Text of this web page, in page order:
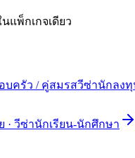
แพ็กเกจเดียว
บครัว / คู่สมรสวีซ่านักลงทุ
· วีซ่านักเรียน-นักศึกษา